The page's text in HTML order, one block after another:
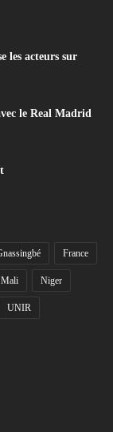
les acteurs sur
le Real Madrid
France
Mali Niger
UNIR